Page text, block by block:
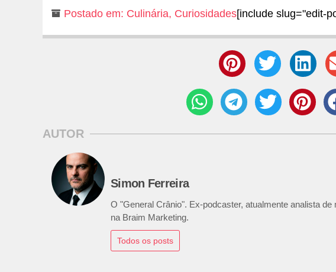
Postado em: Culinária, Curiosidades[include slug="edit-
AUTOR
Simon Ferreira
O "General Crânio". Ex-podcaster, atualmente analista
na Braim Marketing.
Todos os posts